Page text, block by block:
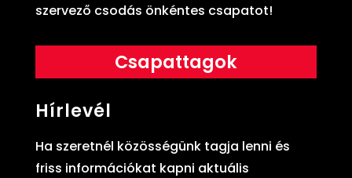
szervező csodás önkéntes csapatot!
Csapattagok
Hírlevél
Ha szeretnél közösségünk tagja lenni és
friss információkat kapni aktuális